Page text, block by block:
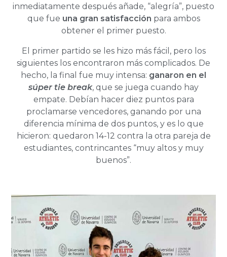
inmediatamente después añade, “alegría”, puesto
que fue una gran satisfacción para ambos
obtener el primer puesto.
El primer partido se les hizo más fácil, pero los
siguientes los encontraron más complicados. De
hecho, la final fue muy intensa: ganaron en el
súper tie break, que se juega cuando hay
empate. Debían hacer diez puntos para
proclamarse vencedores, ganando por una
diferencia mínima de dos puntos, y es lo que
hicieron: quedaron 14-12 contra la otra pareja de
estudiantes, contrincantes “muy altos y muy
buenos”.